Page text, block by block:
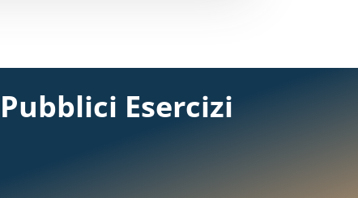
Esercizi